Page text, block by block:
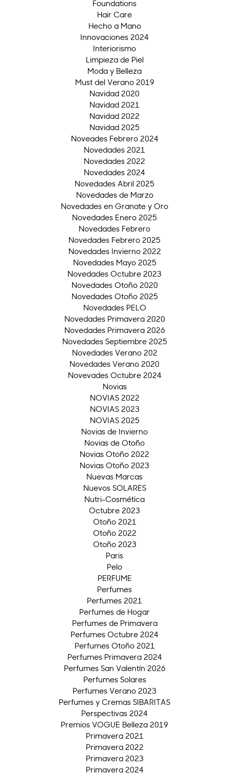
Foundations
Hair Care
Hecho a Mano
Innovaciones 2024
Interiorismo
Limpieza de Piel
Moda y Belleza
Must del Verano 2019
Navidad 2020
Navidad 2021
Navidad 2022
Navidad 2025
Noveades Febrero 2024
Novedades 2021
Novedades 2022
Novedades 2024
Novedades Abril 2025
Novedades de Marzo
Novedades en Granate y Oro
Novedades Enero 2025
Novedades Febrero
Novedades Febrero 2025
Novedades Invierno 2022
Novedades Mayo 2025
Novedades Octubre 2023
Novedades Otoño 2020
Novedades Otoño 2025
Novedades PELO
Novedades Primavera 2020
Novedades Primavera 2026
Novedades Septiembre 2025
Novedades Verano 202
Novedades Verano 2020
Novevades Octubre 2024
Novias
NOVIAS 2022
NOVIAS 2023
NOVIAS 2025
Novias de Invierno
Novias de Otoño
Novias Otoño 2022
Novias Otoño 2023
Nuevas Marcas
Nuevos SOLARES
Nutri-Cosmética
Octubre 2023
Otoño 2021
Otoño 2022
Otoño 2023
Paris
Pelo
PERFUME
Perfumes
Perfumes 2021
Perfumes de Hogar
Perfumes de Primavera
Perfumes Octubre 2024
Perfumes Otoño 2021
Perfumes Primavera 2024
Perfumes San Valentín 2026
Perfumes Solares
Perfumes Verano 2023
Perfumes y Cremas SIBARITAS
Perspectivas 2024
Premios VOGUE Belleza 2019
Primavera 2021
Primavera 2022
Primavera 2023
Primavera 2024